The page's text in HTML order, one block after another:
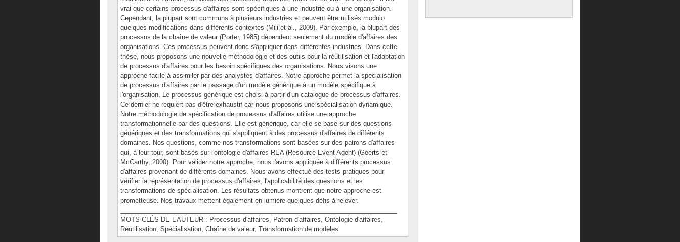
vrai que certains processus d'affaires sont spécifiques à une industrie ou à une organisation.
Cependant, la plupart sont communs à plusieurs industries et peuvent être utilisés modulo
quelques modifications dans différents contextes (Mili et al., 2009). Par exemple, la plupart des
processus de la chaîne de valeur (Porter, 1985) dépendent seulement du modèle d'affaires des
organisations. Ces processus peuvent donc s'appliquer dans différentes industries. Dans cette
thèse, nous proposons une nouvelle méthodologie et des outils pour la réutilisation et l'adaptation
de processus d'affaires pour les besoin spécifiques des organisations. Nous visons une
approche facile à assimiler par des analystes d'affaires. Notre approche permet la spécialisation
de processus d'affaires par le passage d'un modèle générique à un modèle spécifique à
l'organisation. Le processus générique est choisi à partir d'un catalogue de processus d'affaires.
Ce dernier ne requiert pas d'être exhaustif car nous proposons une spécialisation dynamique.
Notre méthodologie de spécification de processus d'affaires utilise une approche
transformationnelle par des questions. Elle est générique, car elle se base sur des questions
génériques et des transformations qui s'appliquent à des processus d'affaires de différents
domaines. Nos questions, comme nos transformations sont basées sur des patrons d'affaires
qui, à leur tour, sont basés sur l'ontologie d'affaires REA (Resource Event Agent) (Geerts et
McCarthy, 2000). Pour valider notre approche, nous l'avons appliquée à différents processus
d'affaires provenant de différents domaines. Nous avons effectué des tests pratiques pour
vérifier la représentation de processus d'affaires, l'applicabilité des questions et les
transformations de spécialisation. Les résultats obtenus montrent que notre approche est
prometteuse. Nos travaux mettent également en lumière quelques défis à relever.
MOTS-CLÉS DE L’AUTEUR : Processus d'affaires, Patron d'affaires, Ontologie d'affaires,
Réutilisation, Spécialisation, Chaîne de valeur, Transformation de modèles.